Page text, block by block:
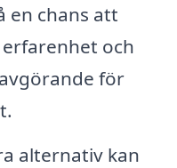
en chans att
och
för
alternativ kan